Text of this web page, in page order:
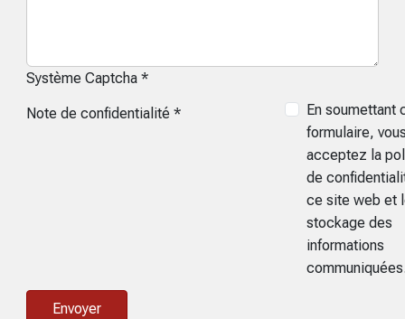
Système Captcha*
Note de confidentialité* Note de
En soumettant
formulaire,
acceptez la
de
ce site web et
stockage des
informations
Envoyer